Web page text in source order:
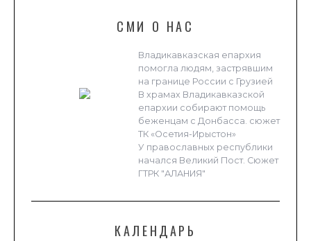
СМИ О НАС
Владикавказская епархия
помогла людям, застрявшим
на границе России с Грузией
В храмах Владикавказской
епархии собирают помощь
беженцам с Донбасса. сюжет
ТК «Осетия-Ирыстон»
У православных республики
начался Великий Пост. Сюжет
ГТРК "АЛАНИЯ"
КАЛЕНДАРЬ